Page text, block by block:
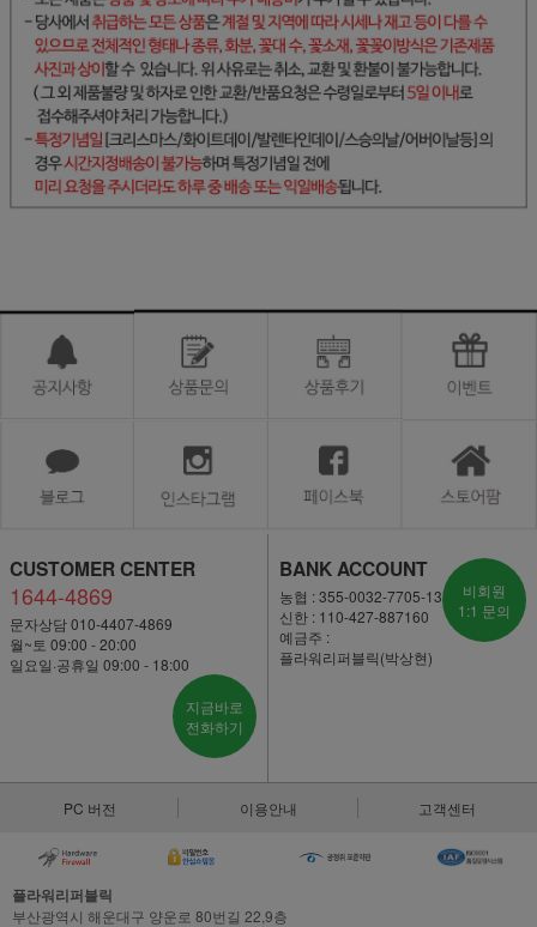
CUSTOMER CENTER
1644-4869
문자상담 010-4407-4869
월~토 09:00 - 20:00
일요일·공휴일 09:00 - 18:00
지금바로
전화하기
BANK ACCOUNT
농협 : 355-0032-7705-13
신한 : 110-427-887160
예금주 :
플라워리퍼블릭(박상현)
비회원
1:1 문의
PC 버전 이용안내 고객센터
플라워리퍼블릭
부산광역시 해운대구 양운로 80번길 22,9층